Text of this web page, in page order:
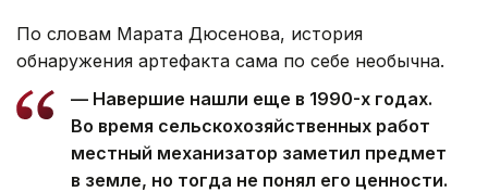
По словам Марата Дюсенова, история
обнаружения артефакта сама по себе необычна.
— Навершие нашли еще в 1990-х годах.
Во время сельскохозяйственных работ
местный механизатор заметил предмет
в земле, но тогда не понял его ценности.